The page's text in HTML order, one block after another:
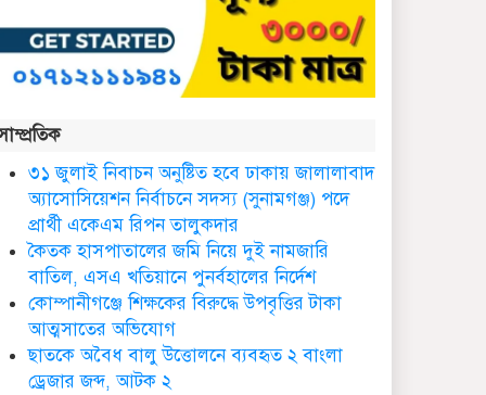
নতুন জেলা প্রশাসকের
যোগদান, বিদায় নিলেন
আব্দুল আহাদ
ছাত‌কে দৈনিক সুনামকণ্ঠ’র
সপ্তম প্রতিষ্ঠা বার্ষিকী পালিত
ডা. নার্গিস বাহার চৌধুরীর
ইন্তেকাল
৩১ জুলাই নিবাচন অনু‌ষ্টিত হ‌বে ঢাকায় জালালাবাদ
অ্যাসোসিয়েশন নির্বাচনে সদস্য (সুনামগঞ্জ) পদে
প্রার্থী একেএম রিপন তালুকদার
কৈতক হাসপাতালের জমি নিয়ে দুই নামজারি
বাতিল, এসএ খতিয়ানে পুনর্বহালের নির্দেশ
কোম্পানীগঞ্জে শিক্ষকের বিরুদ্ধে উপবৃত্তির টাকা
আত্মসাতের অভিযোগ
ছাতকে অবৈধ বালু উত্তোলনে ব্যবহৃত ২ বাংলা
ড্রেজার জব্দ, আটক ২